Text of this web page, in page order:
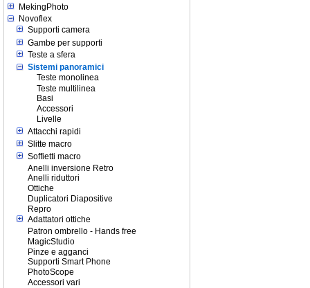
MekingPhoto
Novoflex
Supporti camera
Gambe per supporti
Teste a sfera
Sistemi panoramici
Teste monolinea
Teste multilinea
Basi
Accessori
Livelle
Attacchi rapidi
Slitte macro
Soffietti macro
Anelli inversione Retro
Anelli riduttori
Ottiche
Duplicatori Diapositive
Repro
Adattatori ottiche
Patron ombrello - Hands free
MagicStudio
Pinze e agganci
Supporti Smart Phone
PhotoScope
Accessori vari